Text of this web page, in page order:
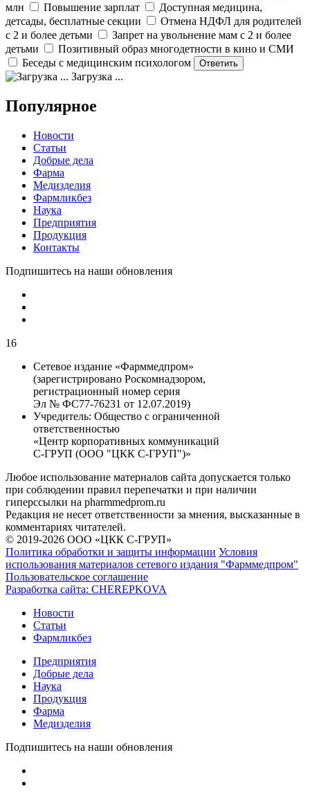
млн
Повышение зарплат
Доступная медицина,
детсады, бесплатные секции
Отмена НДФЛ для родителей
с 2 и более детьми
Запрет на увольнение мам с 2 и более
детьми
Позитивный образ многодетности в кино и СМИ
Беседы с медицинским психологом
Загрузка ...
Популярное
Новости
Статьи
Добрые дела
Фарма
Медизделия
Фармликбез
Наука
Предприятия
Продукция
Контакты
Подпишитесь на наши обновления
16
Сетевое издание «Фарммедпром»
(зарегистрировано Роскомнадзором,
регистрационный номер серия
Эл № ФС77-76231 от 12.07.2019)
Учредитель: Общество с ограниченной
ответственностью
«Центр корпоративных коммуникаций
С-ГРУП (ООО "ЦКК С-ГРУП")»
Любое использование материалов сайта допускается только
при соблюдении правил перепечатки и при наличии
гиперссылки на pharmmedprom.ru
Редакция не несет ответственности за мнения, высказанные в
комментариях читателей.
© 2019-2026 ООО «ЦКК С-ГРУП»
Политика обработки и защиты информации Условия
использования материалов сетевого издания "Фарммедпром"
Пользовательское соглашение
Разработка сайта: CHEREPKOVA
Новости
Статьи
Фармликбез
Предприятия
Добрые дела
Наука
Продукция
Фарма
Медизделия
Подпишитесь на наши обновления